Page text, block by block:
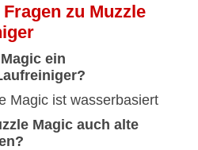
zu Muzzle
ein
Magic ist wasserbasiert
Magic auch alte